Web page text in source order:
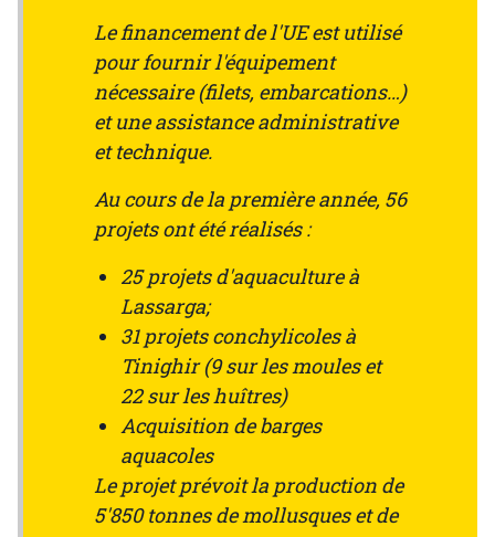
Le financement de l'UE est utilisé
pour fournir l'équipement
nécessaire (filets, embarcations…)
et une assistance administrative
et technique.
Au cours de la première année, 56
projets ont été réalisés :
25 projets d'aquaculture à
Lassarga;
31 projets conchylicoles à
Tinighir (9 sur les moules et
22 sur les huîtres)
Acquisition de barges
aquacoles
Le projet prévoit la production de
5'850 tonnes de mollusques et de